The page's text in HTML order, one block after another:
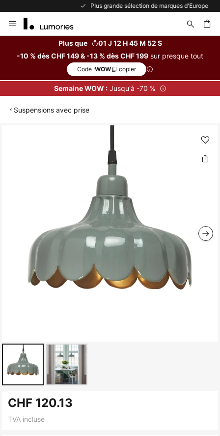
Plus grande sélection de marques d'Europe
Allez
au
Plus que
01 J 12 H 45 M 52 S
-10 % dès CHF 149 & -13 % dès CHF 199 sur presque tout
Code :WOW copier
Semaine WOW :Jusqu'à -70 %
Suspensions avec prise
to
the
CHF 120.13
TVA incluse